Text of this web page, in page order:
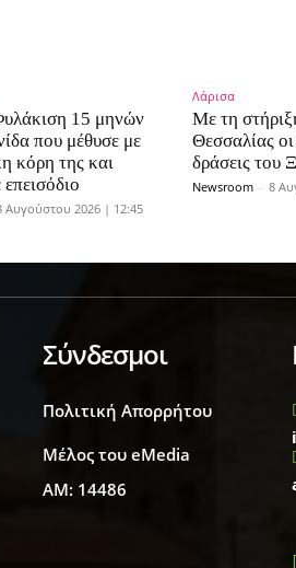
15 μηνών
που μέθυσε με
κόρη της και
Αυγούστου 2026 | 12:45
Λάρισα
Με τη
Θεσσαλίας οι
δράσεις του
Newsroom - 8
Σύνδεσμοι
Πολιτική Απορρήτου
Μέλος του eMedia
ΑΜ: 14486